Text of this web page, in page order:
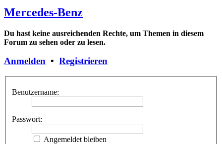
Mercedes-Benz
Du hast keine ausreichenden Rechte, um Themen in diesem
Forum zu sehen oder zu lesen.
Anmelden • Registrieren
Benutzername:
Passwort:
Angemeldet bleiben